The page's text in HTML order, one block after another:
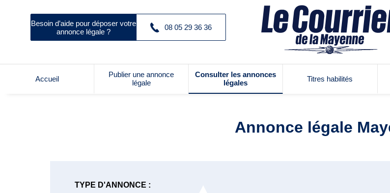
Besoin d’aide pour déposer votre
annonce légale ?
08 05 29 36 36
Accueil
Publier une annonce
légale
Consulter les annonces
légales
Titres habilités
Annonce légale
TYPE D'ANNONCE :